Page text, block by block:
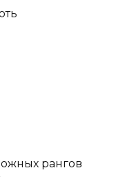
рангов